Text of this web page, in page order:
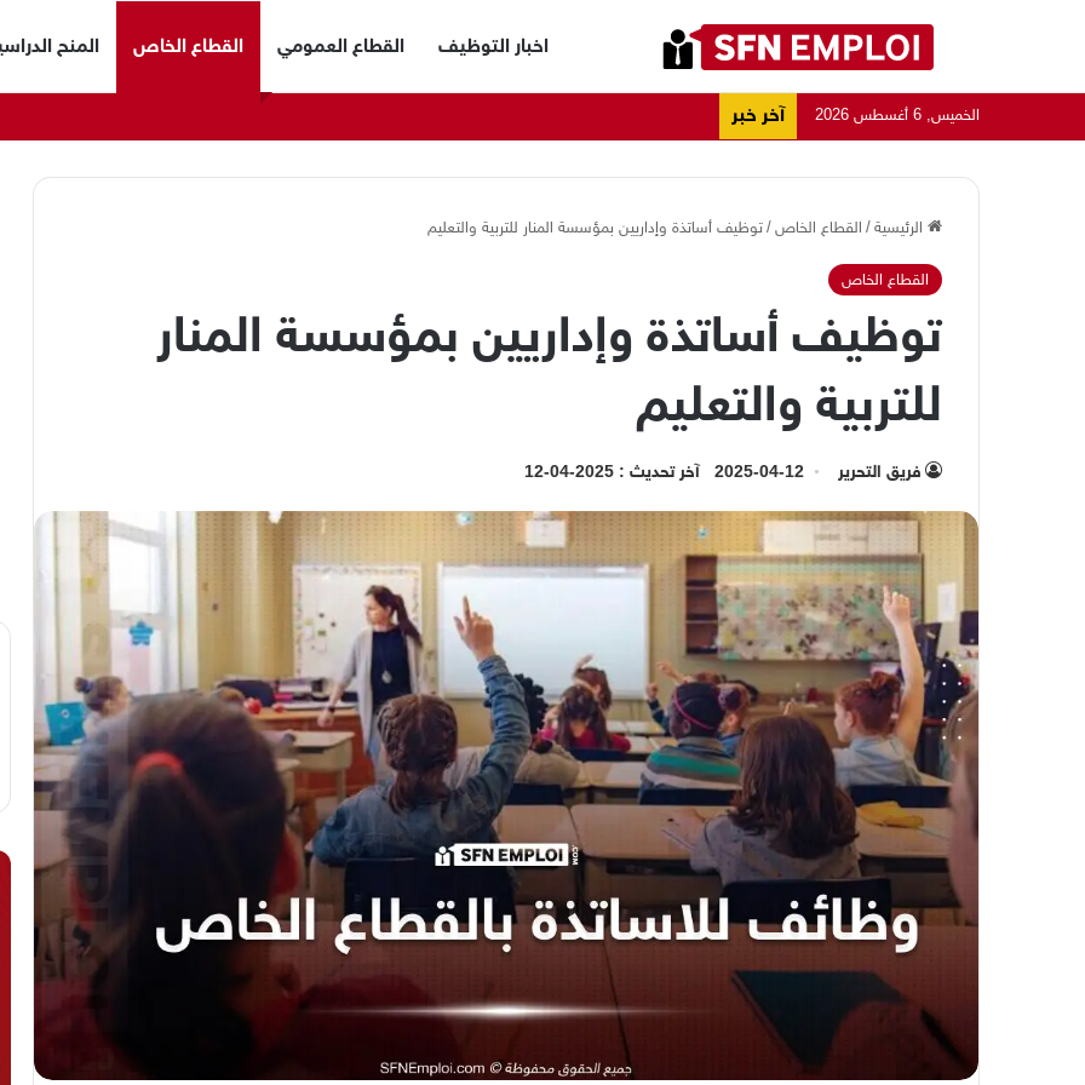
اخبار التوظيف القطاع العمومي القطاع الخاص المنح
الخميس, 6 أغسطس 2026 آخر خبر
الرئيسية/ القطاع الخاص/توظيف أساتذة وإداريين بمؤسسة المنار للتربية والتعليم
القطاع الخاص
توظيف أساتذة وإداريين بمؤسسة المنار
للتربية والتعليم
فريق التحرير 2025-04-12 آخر تحديث : 2025-04-12